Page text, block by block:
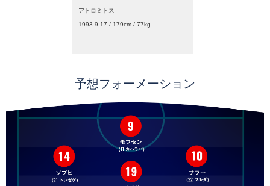
アトロミトス
1993.9.17 / 179cm / 77kg
予想フォーメーション